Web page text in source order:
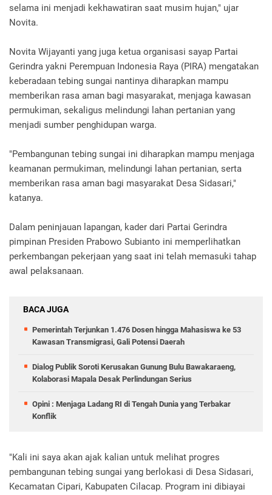
selama ini menjadi kekhawatiran saat musim hujan," ujar
Novita.
Novita Wijayanti yang juga ketua organisasi sayap Partai
Gerindra yakni Perempuan Indonesia Raya (PIRA) mengatakan
keberadaan tebing sungai nantinya diharapkan mampu
memberikan rasa aman bagi masyarakat, menjaga kawasan
permukiman, sekaligus melindungi lahan pertanian yang
menjadi sumber penghidupan warga.
"Pembangunan tebing sungai ini diharapkan mampu menjaga
keamanan permukiman, melindungi lahan pertanian, serta
memberikan rasa aman bagi masyarakat Desa Sidasari,"
katanya.
Dalam peninjauan lapangan, kader dari Partai Gerindra
pimpinan Presiden Prabowo Subianto ini memperlihatkan
perkembangan pekerjaan yang saat ini telah memasuki tahap
awal pelaksanaan.
BACA JUGA
Pemerintah Terjunkan 1.476 Dosen hingga Mahasiswa ke 53
Kawasan Transmigrasi, Gali Potensi Daerah
Dialog Publik Soroti Kerusakan Gunung Bulu Bawakaraeng,
Kolaborasi Mapala Desak Perlindungan Serius
Opini : Menjaga Ladang RI di Tengah Dunia yang Terbakar
Konflik
"Kali ini saya akan ajak kalian untuk melihat progres
pembangunan tebing sungai yang berlokasi di Desa Sidasari,
Kecamatan Cipari, Kabupaten Cilacap. Program ini dibiayai